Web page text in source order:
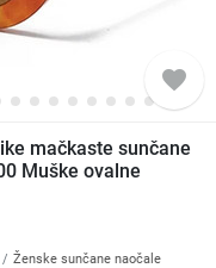
favorite
mačkaste sunčane
Muške ovalne
Ženske sunčane naočale